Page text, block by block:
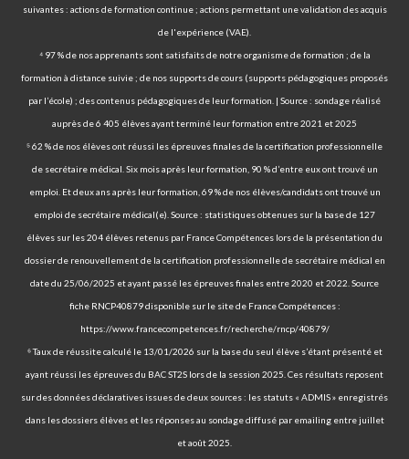
suivantes : actions de formation continue ; actions permettant une validation des acquis
de l'expérience (VAE).
⁴ 97 % de nos apprenants sont satisfaits de notre organisme de formation ; de la
formation à distance suivie ; de nos supports de cours (supports pédagogiques proposés
par l’école) ; des contenus pédagogiques de leur formation. | Source : sondage réalisé
auprès de 6 405 élèves ayant terminé leur formation entre 2021 et 2025
⁵ 62 % de nos élèves ont réussi les épreuves finales de la certification professionnelle
de secrétaire médical. Six mois après leur formation, 90 % d’entre eux ont trouvé un
emploi. Et deux ans après leur formation, 69 % de nos élèves/candidats ont trouvé un
emploi de secrétaire médical(e). Source : statistiques obtenues sur la base de 127
élèves sur les 204 élèves retenus par France Compétences lors de la présentation du
dossier de renouvellement de la certification professionnelle de secrétaire médical en
date du 25/06/2025 et ayant passé les épreuves finales entre 2020 et 2022. Source
fiche RNCP40879 disponible sur le site de France Compétences :
https://www.francecompetences.fr/recherche/rncp/40879/
⁶ Taux de réussite calculé le 13/01/2026 sur la base du seul élève s’étant présenté et
ayant réussi les épreuves du BAC ST2S lors de la session 2025. Ces résultats reposent
sur des données déclaratives issues de deux sources : les statuts « ADMIS » enregistrés
dans les dossiers élèves et les réponses au sondage diffusé par emailing entre juillet
et août 2025.